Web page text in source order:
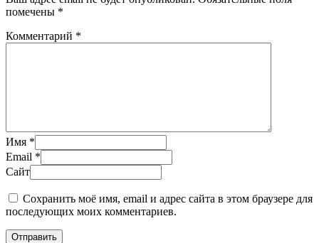
помечены *
Комментарий *
Имя *
Email *
Сайт
Сохранить моё имя, email и адрес сайта в этом браузере для
последующих моих комментариев.
Отправить